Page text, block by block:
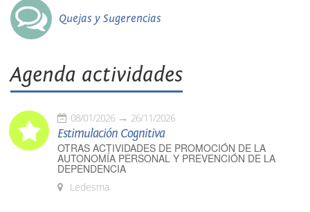
Quejas y Sugerencias
Agenda actividades
08/01/2026 26/11/2026
Estimulación Cognitiva
OTRAS ACTIVIDADES DE PROMOCIÓN DE LA
AUTONOMÍA PERSONAL Y PREVENCIÓN DE LA
DEPENDENCIA
Ledesma